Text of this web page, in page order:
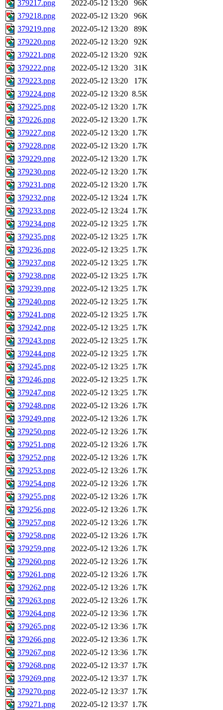
379217.png 2022-05-12 13:20
96K
379218.png
2022-05-12 13:20
96K
379219.png
2022-05-12 13:20
89K
379220.png
2022-05-12 13:20
92K
379221.png
2022-05-12 13:20
92K
379222.png
2022-05-12 13:20
31K
379223.png
2022-05-12 13:20
17K
379224.png
2022-05-12 13:20 8.5K
379225.png
2022-05-12 13:20 1.7K
379226.png
2022-05-12 13:20 1.7K
379227.png
2022-05-12 13:20 1.7K
379228.png
2022-05-12 13:20 1.7K
379229.png
2022-05-12 13:20 1.7K
379230.png
2022-05-12 13:20 1.7K
379231.png
2022-05-12 13:20 1.7K
379232.png
2022-05-12 13:24 1.7K
379233.png
2022-05-12 13:24 1.7K
379234.png
2022-05-12 13:25 1.7K
379235.png
2022-05-12 13:25 1.7K
379236.png
2022-05-12 13:25 1.7K
379237.png
2022-05-12 13:25 1.7K
379238.png
2022-05-12 13:25 1.7K
379239.png
2022-05-12 13:25 1.7K
379240.png
2022-05-12 13:25 1.7K
379241.png
2022-05-12 13:25 1.7K
379242.png
2022-05-12 13:25 1.7K
379243.png
2022-05-12 13:25 1.7K
379244.png
2022-05-12 13:25 1.7K
379245.png
2022-05-12 13:25 1.7K
379246.png
2022-05-12 13:25 1.7K
379247.png
2022-05-12 13:25 1.7K
379248.png
2022-05-12 13:26 1.7K
379249.png
2022-05-12 13:26 1.7K
379250.png
2022-05-12 13:26 1.7K
379251.png
2022-05-12 13:26 1.7K
379252.png
2022-05-12 13:26 1.7K
379253.png
2022-05-12 13:26 1.7K
379254.png
2022-05-12 13:26 1.7K
379255.png
2022-05-12 13:26 1.7K
379256.png
2022-05-12 13:26 1.7K
379257.png
2022-05-12 13:26 1.7K
379258.png
2022-05-12 13:26 1.7K
379259.png
2022-05-12 13:26 1.7K
379260.png
2022-05-12 13:26 1.7K
379261.png
2022-05-12 13:26 1.7K
379262.png
2022-05-12 13:26 1.7K
379263.png
2022-05-12 13:26 1.7K
379264.png
2022-05-12 13:36 1.7K
379265.png
2022-05-12 13:36 1.7K
379266.png
2022-05-12 13:36 1.7K
379267.png
2022-05-12 13:36 1.7K
379268.png
2022-05-12 13:37 1.7K
379269.png
2022-05-12 13:37 1.7K
379270.png
2022-05-12 13:37 1.7K
379271.png
2022-05-12 13:37 1.7K